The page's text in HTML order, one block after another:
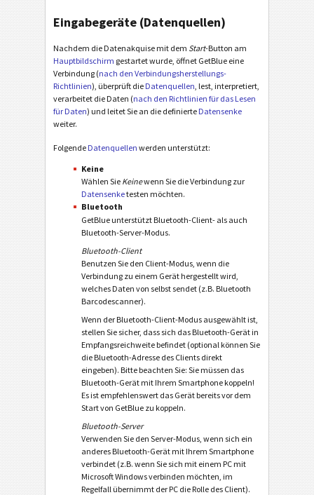
Eingabegeräte (Datenquellen)
Nachdem die Datenakquise mit dem Start-Button am
Hauptbildschirm gestartet wurde, öffnet GetBlue eine
Verbindung (nach den Verbindungsherstellungs-
Richtlinien), überprüft die Datenquellen, lest, interpretiert,
verarbeitet die Daten (nach den Richtlinien für das Lesen
für Daten) und leitet Sie an die definierte Datensenke
weiter.
Folgende Datenquellen werden unterstützt:
Keine
Wählen Sie Keinewenn Sie die Verbindung zur
Datensenketesten möchten.
Bluetooth
GetBlue unterstützt Bluetooth-Client- als auch
Bluetooth-Server-Modus.
Bluetooth-Client
Benutzen Sie den Client-Modus, wenn die
Verbindung zu einem Gerät hergestellt wird,
welches Daten von selbst sendet (z.B. Bluetooth
Barcodescanner).
Wenn der Bluetooth-Client-Modus ausgewählt ist,
stellen Sie sicher, dass sich das Bluetooth-Gerät in
Empfangsreichweite befindet (optional können Sie
die Bluetooth-Adresse des Clients direkt
eingeben). Bitte beachten Sie: Sie müssen das
Bluetooth-Gerät mit Ihrem Smartphone koppeln!
Es ist empfehlenswert das Gerät bereits vor dem
Start von GetBlue zu koppeln.
Bluetooth-Server
Verwenden Sie den Server-Modus, wenn sich ein
anderes Bluetooth-Gerät mit Ihrem Smartphone
verbindet (z.B. wenn Sie sich mit einem PC mit
Microsoft Windows verbinden möchten, im
Regelfall übernimmt der PC die Rolle des Client).